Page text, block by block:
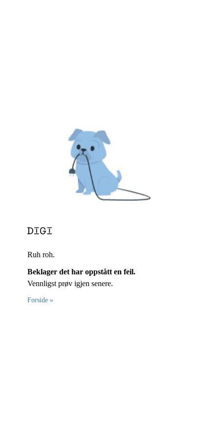
Ruh roh.
Beklager det har oppstått en feil.
Vennligst prøv igjen senere.
Forside »